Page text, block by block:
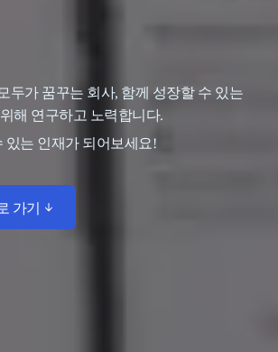
두가 꿈꾸는 회사, 함께 성장할 수 있는
해 연구하고 노력합니다.
있는 인재가 되어보세요!
가기